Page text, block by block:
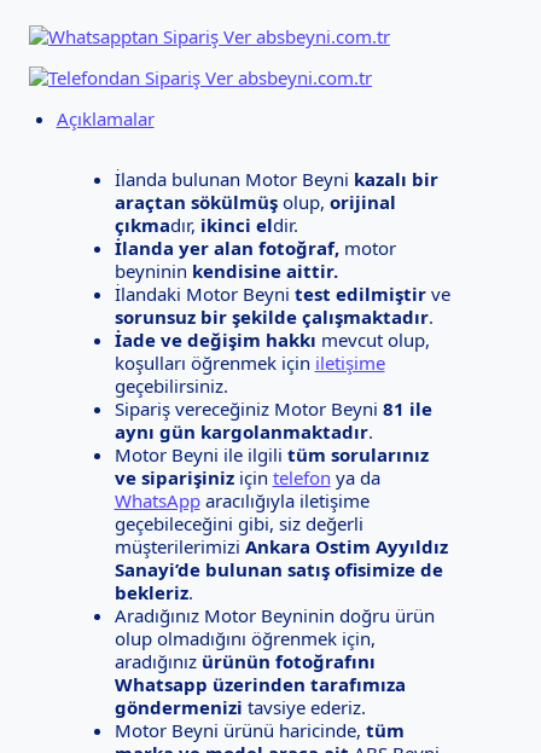
Açıklamalar
İlanda bulunan Motor Beyni kazalı bir
araçtan sökülmüşolup, orijinal
çıkmadır, ikinci eldir.
İlanda yer alan fotoğraf,motor
beyninin kendisine aittir.
İlandaki Motor Beyni test edilmiştirve
sorunsuz bir şekilde çalışmaktadır.
İade ve değişim hakkı mevcut olup,
koşulları öğrenmek için iletişime
geçebilirsiniz.
Sipariş vereceğiniz Motor Beyni 81 ile
aynı gün kargolanmaktadır.
Motor Beyni ile ilgili tüm sorularınız
ve siparişiniziçin telefon ya da
WhatsApparacılığıyla iletişime
geçebileceğini gibi, siz değerli
müşterilerimizi Ankara Ostim Ayyıldız
Sanayi’de bulunan satış ofisimize de
bekleriz.
Aradığınız Motor Beyninin doğru ürün
olup olmadığını öğrenmek için,
aradığınız ürünün fotoğrafını
Whatsapp üzerinden tarafımıza
göndermenizi tavsiye ederiz.
Motor Beyni ürünü haricinde, tüm